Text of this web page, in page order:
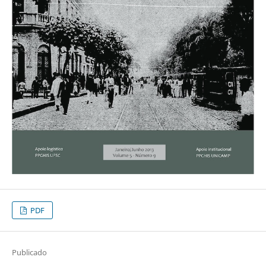
PDF
Publicado